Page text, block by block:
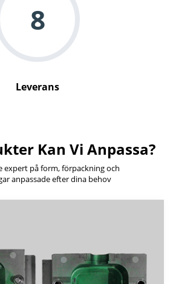
8
Leverans
Kan Vi Anpassa?
expert på form, förpackning och
anpassade efter dina behov